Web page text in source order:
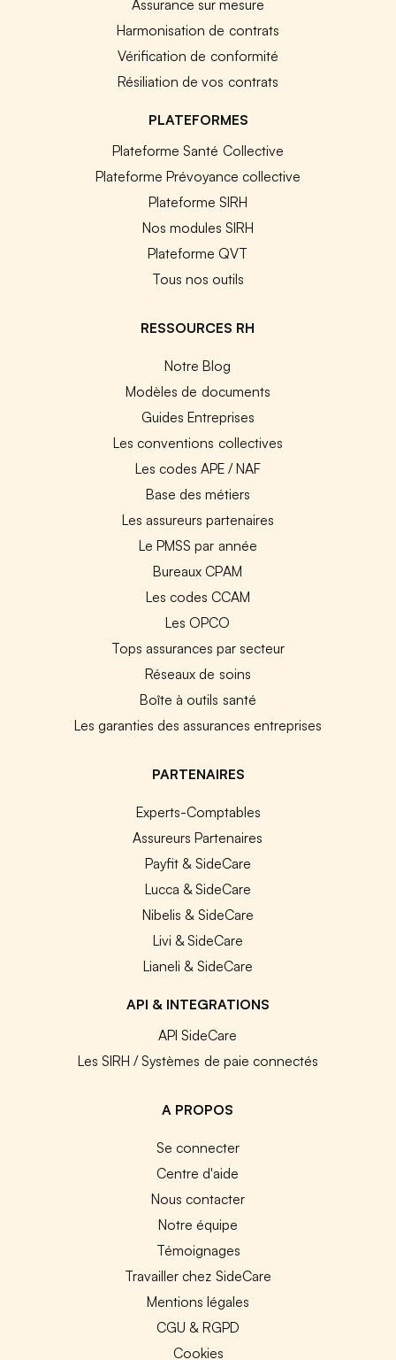
Assurance sur mesure
Harmonisation de contrats
Vérification de conformité
Résiliation de vos contrats
PLATEFORMES
Plateforme Santé Collective
Plateforme Prévoyance collective
Plateforme SIRH
Nos modules SIRH
Plateforme QVT
Tous nos outils
RESSOURCES RH
Notre Blog
Modèles de documents
Guides Entreprises
Les conventions collectives
Les codes APE / NAF
Base des métiers
Les assureurs partenaires
Le PMSS par année
Bureaux CPAM
Les codes CCAM
Les OPCO
Tops assurances par secteur
Réseaux de soins
Boîte à outils santé
Les garanties des assurances entreprises
PARTENAIRES
Experts-Comptables
Assureurs Partenaires
Payfit & SideCare
Lucca & SideCare
Nibelis & SideCare
Livi & SideCare
Lianeli & SideCare
API & INTEGRATIONS
API SideCare
Les SIRH / Systèmes de paie connectés
A PROPOS
Se connecter
Centre d'aide
Nous contacter
Notre équipe
Témoignages
Travailler chez SideCare
Mentions légales
CGU & RGPD
Cookies